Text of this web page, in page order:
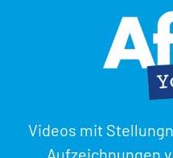
31. Juli 2026
Videos mit
Aufzeichnungen